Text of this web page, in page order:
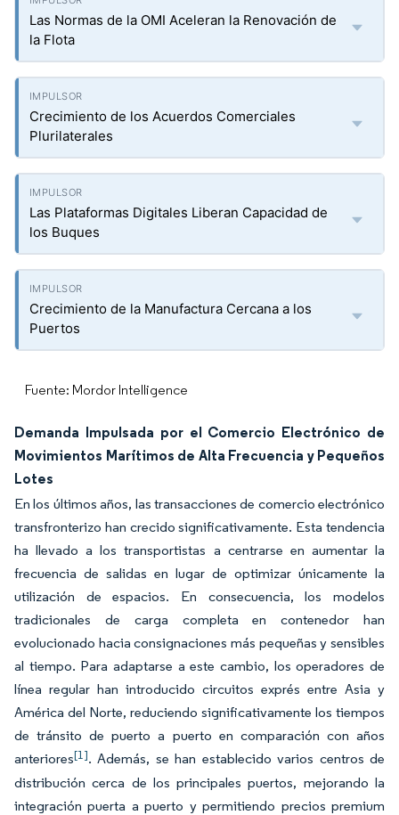
Las Normas de la OMI Aceleran la Renovación de
la Flota
Crecimiento de los Acuerdos Comerciales
Plurilaterales
Las Plataformas Digitales Liberan Capacidad de
los Buques
Crecimiento de la Manufactura Cercana a los
Puertos
Fuente: Mordor Intelligence
Demanda Impulsada por el Comercio Electrónico de
Movimientos Marítimos de Alta Frecuencia y Pequeños
Lotes
En los últimos años, las transacciones de comercio electrónico
transfronterizo han crecido significativamente. Esta tendencia
ha llevado a los transportistas a centrarse en aumentar la
frecuencia de salidas en lugar de optimizar únicamente la
utilización de espacios. En consecuencia, los modelos
tradicionales de carga completa en contenedor han
evolucionado hacia consignaciones más pequeñas y sensibles
al tiempo. Para adaptarse a este cambio, los operadores de
línea regular han introducido circuitos exprés entre Asia y
América del Norte, reduciendo significativamente los tiempos
de tránsito de puerto a puerto en comparación con años
anteriores[1]. Además, se han establecido varios centros de
distribución cerca de los principales puertos, mejorando la
integración puerta a puerto y permitiendo precios premium